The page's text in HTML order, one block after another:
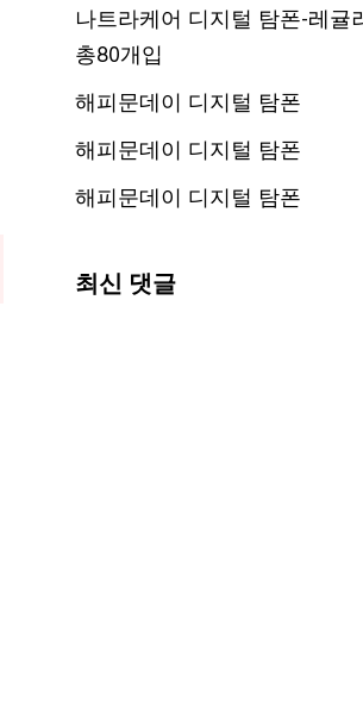
나트라케어 디지털 탐폰-레귤
총80개입
해피문데이 디지털 탐폰
해피문데이 디지털 탐폰
해피문데이 디지털 탐폰
최신 댓글